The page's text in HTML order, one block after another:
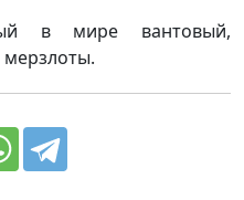
в мире вантовый,